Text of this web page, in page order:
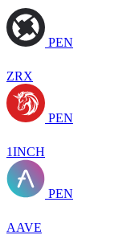
PEN
ZRX
PEN
1INCH
PEN
AAVE